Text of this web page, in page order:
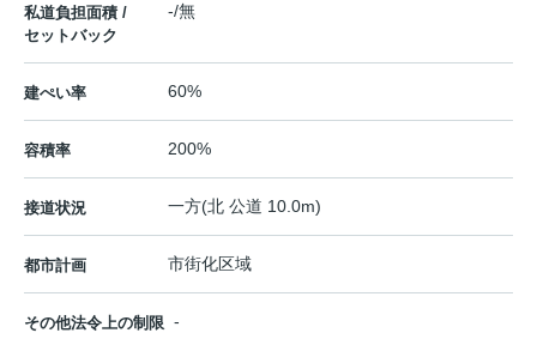
私道負担面積 /
セットバック
-/無
建ぺい率 60%
容積率 200%
接道状況 一方(北 公道 10.0m)
都市計画 市街化区域
その他法令上の制限 -